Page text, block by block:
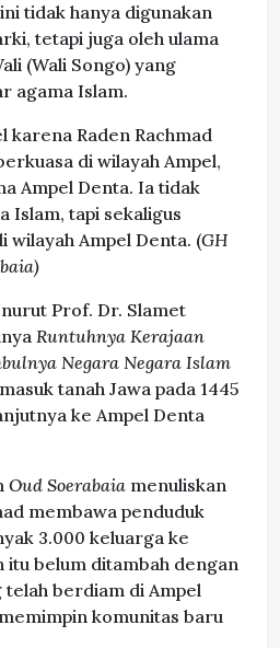
tidak hanya digunakan
tetapi juga oleh ulama
(Wali Songo) yang
agama Islam.
karena Raden Rachmad
di wilayah Ampel,
Ampel Denta. Ia tidak
Islam, tapi sekaligus
wilayah Ampel Denta. (GH
Prof. Dr. Slamet
Runtuhnya Kerajaan
Negara Negara Islam
masuk tanah Jawa pada 1445
ke Ampel Denta
Oud Soerabaia menuliskan
membawa penduduk
3.000 keluarga ke
itu belum ditambah dengan
telah berdiam di Ampel
komunitas baru